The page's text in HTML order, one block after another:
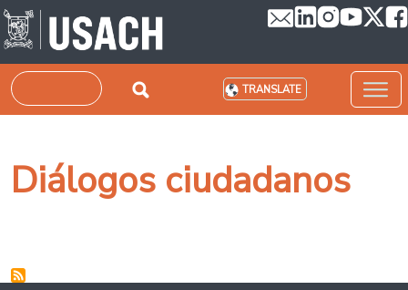
Skip to main content
Search TRANSLATE
Diálogos ciudadanos